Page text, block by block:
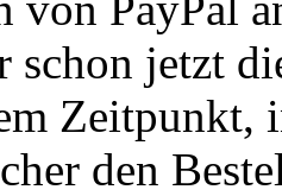
schon jetzt
Zeitpunkt,
den